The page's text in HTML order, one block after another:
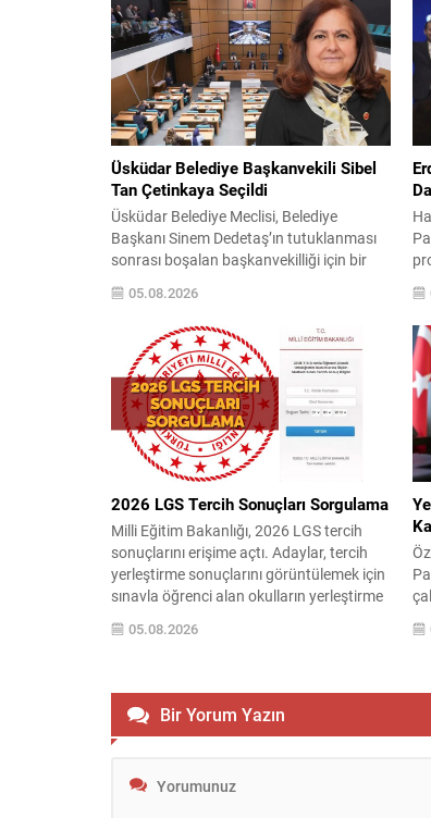
Üsküdar Belediye Başkanvekili Sibel
Tan Çetinkaya Seçildi
Üsküdar Belediye Meclisi, Belediye
Başkanı Sinem Dedetaş’ın tutuklanması
sonrası boşalan başkanvekilliği için bir
araya geldi. Toplantıya Meclis Birinci
Başkanvekili Ali Aral başkanlık etti ve
seçim süreci, 5393 sayılı Belediye Kanunu
hükümlerine göre yürütüldü. Seçimde
CHP Grubu Sibel Tan Çetinkaya’yı, AK
Parti ve MHP Grubu ise Dündar Ziya
Gültekin’i aday gösterdi....
05.08.2026
2026 LGS Tercih Sonuçları Sorgulama
Milli Eğitim Bakanlığı, 2026 LGS tercih
sonuçlarını erişime açtı. Adaylar, tercih
yerleştirme sonuçlarını görüntülemek için
sınavla öğrenci alan okulların yerleştirme
sonuçlarını sorgulayabilecek. Sorgulama
işlemi için adayların TC Kimlik Numarası,
sonuçlarına ulaşmaları yeterlidir.
Yerleştirme ve Kontenjanlar LGS
yerleştirme sonuçlarının...
05.08.2026
Bir Yorum Yazın